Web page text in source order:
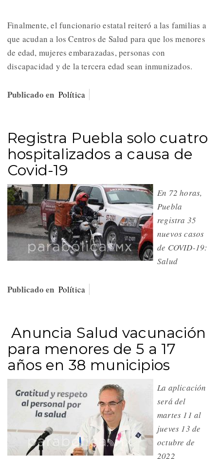
Finalmente, el funcionario estatal reiteró a las familias a
que acudan a los Centros de Salud para que los menores
de edad, mujeres embarazadas, personas con
discapacidad y de la tercera edad sean inmunizados.
Publicado en Política
Registra Puebla solo cuatro
hospitalizados a causa de
Covid-19
En 72 horas,
Puebla
registra 35
nuevos casos
de COVID-19:
Salud
Publicado en Política
Anuncia Salud vacunación
para menores de 5 a 17
años en 38 municipios
La aplicación
será del
martes 11 al
jueves 13 de
octubre de
2022